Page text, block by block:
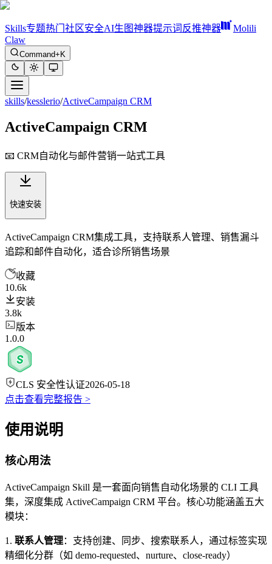
Skills专题热门 社区安全AI生图神器提示词反推神器
Molili
Claw
Command+K
skills/kesslerio/ActiveCampaign CRM
ActiveCampaign CRM
📧 CRM自动化与邮件营销一站式工具
快速安装
ActiveCampaign CRM集成工具，支持联系人管理、销售漏斗
追踪和邮件自动化，适合诊所销售场景
收藏
10.6k
安装
3.8k
版本
1.0.0
CLS 安全性认证2026-05-18
点击查看完整报告 >
使用说明
核心用法
ActiveCampaign Skill 是一套面向销售自动化场景的 CLI 工具
集，深度集成 ActiveCampaign CRM 平台。核心功能涵盖五大
模块：
1. 联系人管理：支持创建、同步、搜索联系人，通过标签实现
精细化分群（如 demo-requested、nurture、close-ready）